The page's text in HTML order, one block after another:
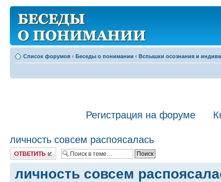
Список форумов ‹ Беседы о понимании ‹ Вспышки осознания и
Регистрация на форуме
личность совсем распоясалась
Ответить
личность совсем